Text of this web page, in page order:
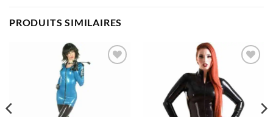
PRODUITS SIMILAIRES
d’envies